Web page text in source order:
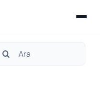
Search